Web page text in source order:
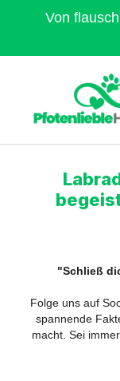
Von
"Schließ
Folge uns auf
spannende
macht. Sei